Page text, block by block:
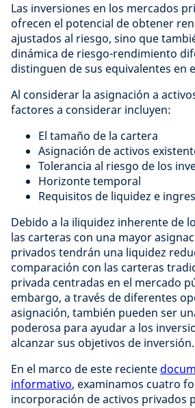
Las inversiones en los mercados
ofrecen el potencial de obtener
ajustados al riesgo, sino que
dinámica de riesgo-rendimiento
distinguen de sus equivalentes en
Al considerar la asignación a
factores a considerar incluyen:
El tamaño de la cartera
Asignación de activos
Tolerancia al riesgo de los
Horizonte temporal
Requisitos de liquidez e
Debido a la iliquidez inherente de
las carteras con una mayor
privados tendrán una liquidez
comparación con las carteras
privada centradas en el mercado
embargo, a través de diferentes
asignación, también pueden ser
poderosa para ayudar a los
alcanzar sus objetivos de inversión.
En el marco de este reciente
informativo, examinamos cuatro
incorporación de activos privados